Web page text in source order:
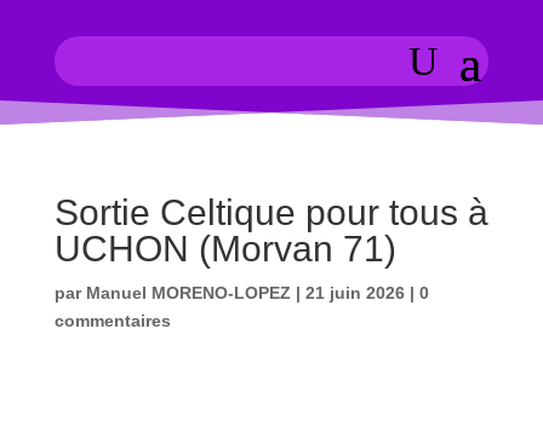
Sortie Celtique pour tous à
UCHON (Morvan 71)
par Manuel MORENO-LOPEZ| 21 juin 2026| 0
commentaires